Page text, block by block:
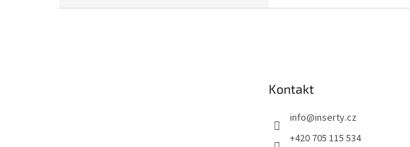
Kontakt
info@inserty.cz
+420 705 115 534